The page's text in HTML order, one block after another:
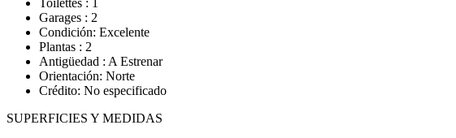
Toilettes : 1
Garages : 2
Condición: Excelente
Plantas : 2
Antigüedad : A Estrenar
Orientación: Norte
Crédito: No especificado
SUPERFICIES Y MEDIDAS